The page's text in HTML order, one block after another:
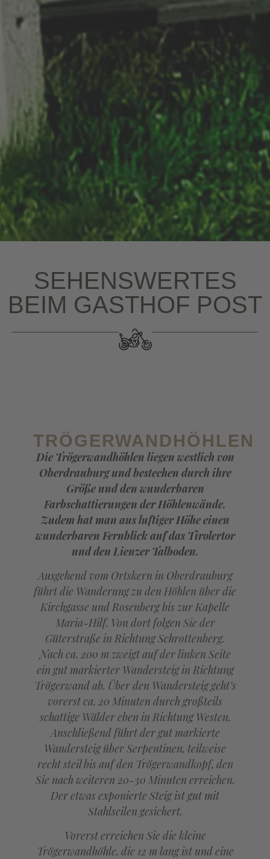
SEHENSWERTES
BEIM GASTHOF POST
TRÖGERWANDHÖHLEN
Die Trögerwandhöhlen liegen westlich von
Oberdrauburg und bestechen durch ihre
Größe und den wunderbaren
Farbschattierungen der Höhlenwände.
Zudem hat man aus luftiger Höhe einen
wunderbaren Fernblick auf das Tirolertor
und den Lienzer Talboden.
Ausgehend vom Ortskern in Oberdrauburg
führt die Wanderung zu den Höhlen über die
Kirchgasse und Rosenberg bis zur Kapelle
Maria-Hilf. Von dort folgen Sie der
Güterstraße in Richtung Schrottenberg.
Nach ca. 200 m zweigt auf der linken Seite
ein gut markierter Wandersteig in Richtung
Trögerwand ab. Über den Wandersteig geht’s
vorerst ca. 20 Minuten durch großteils
schattige Wälder eben in Richtung Westen.
Anschließend führt der gut markierte
Wandersteig über Serpentinen, teilweise
recht steil bis auf den Trögerwandkopf, den
Sie nach weiteren 20-30 Minuten erreichen.
Der etwas exponierte Steig ist gut mit
Stahlseilen gesichert.
Vorerst erreichen Sie die kleine
Trögerwandhöhle, die 12 m lang ist und eine